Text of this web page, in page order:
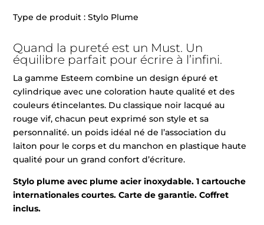
Type de produit : Stylo Plume
Quand la pureté est un Must. Un
équilibre parfait pour écrire à l’infini.
La gamme Esteem combine un design épuré et
cylindrique avec une coloration haute qualité et des
couleurs étincelantes. Du classique noir lacqué au
rouge vif, chacun peut exprimé son style et sa
personnalité. un poids idéal né de l’association du
laiton pour le corps et du manchon en plastique haute
qualité pour un grand confort d’écriture.
Stylo plume avec plume acier inoxydable. 1 cartouche
internationales courtes. Carte de garantie. Coffret
inclus.